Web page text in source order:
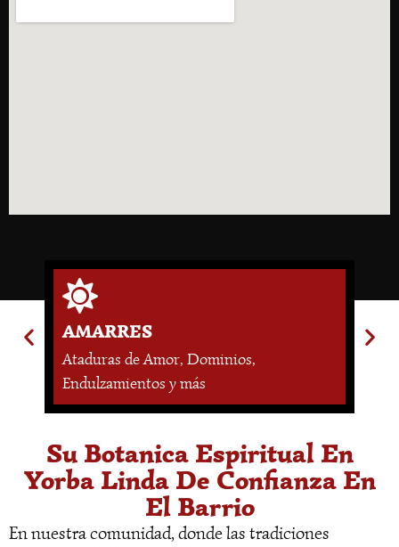
AMARRES
Ataduras de Amor, Dominios,
Endulzamientos y más
Su Botanica Espiritual En
Yorba Linda De Confianza En
El Barrio
En nuestra comunidad, donde las tradiciones